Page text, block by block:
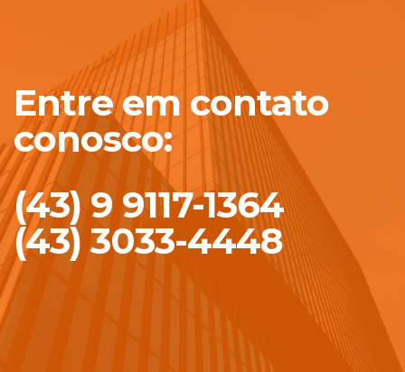
Entre em contato
conosco:
(43) 9 9117-1364
(43) 3033-4448